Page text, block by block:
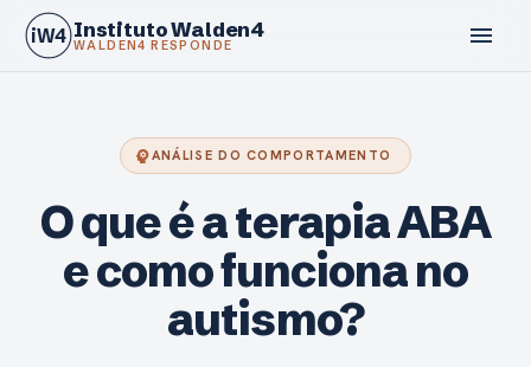
iW4 Instituto Walden4
WALDEN4 RESPONDE menu
calendar_today
psychologyANÁLISE DO COMPORTAMENTO
O que é a terapia ABA
e como funciona no
autismo?